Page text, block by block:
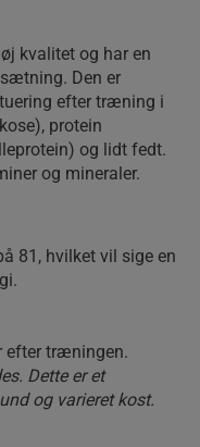
kvalitet og har en
Den er
efter træning i
protein
og lidt fedt.
og mineraler.
81, hvilket vil sige en
efter træningen.
Dette er et
og varieret kost.